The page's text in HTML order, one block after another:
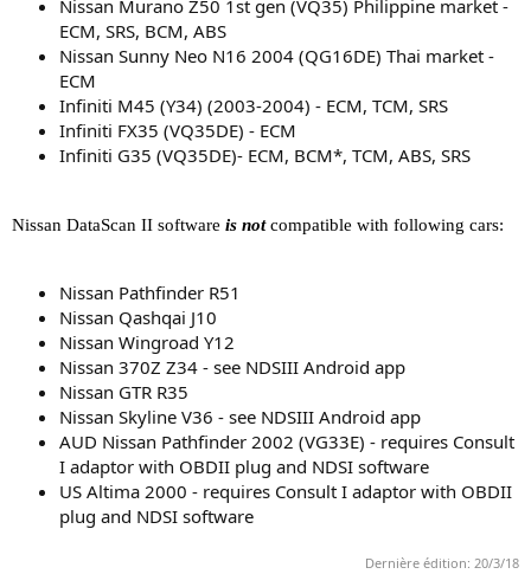
Nissan Murano Z50 1st gen (VQ35) Philippine market -
ECM, SRS, BCM, ABS
Nissan Sunny Neo N16 2004 (QG16DE) Thai market -
ECM
Infiniti M45 (Y34) (2003-2004) - ECM, TCM, SRS
Infiniti FX35 (VQ35DE) - ECM
Infiniti G35 (VQ35DE)- ECM, BCM*, TCM, ABS, SRS
Nissan DataScan II software is notcompatible with following cars:
Nissan Pathfinder R51
Nissan Qashqai J10
Nissan Wingroad Y12
Nissan 370Z Z34 - see NDSIII Android app
Nissan GTR R35
Nissan Skyline V36 - see NDSIII Android app
AUD Nissan Pathfinder 2002 (VG33E) - requires Consult
I adaptor with OBDII plug and NDSI software
US Altima 2000 - requires Consult I adaptor with OBDII
plug and NDSI software
Dernière édition: 20/3/18